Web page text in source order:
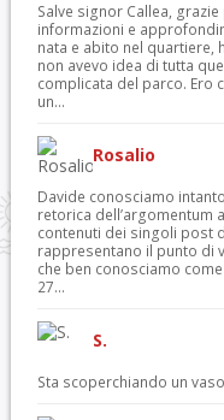
Salve signor Callea,
informazioni e
nata e abito nel quartiere,
non avevo idea di tutta
complicata del parco. Ero
un...
Rosalio
Davide conosciamo
retorica dell’argomentum
contenuti dei singoli post
rappresentano il punto di
che ben conosciamo
27...
S.
Sta scoperchiando un